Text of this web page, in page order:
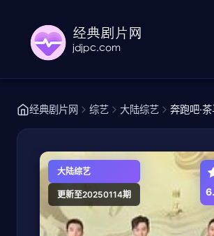
经典剧片网 综艺 大陆综艺 奔跑吧·
大陆综艺
更新至20250114期